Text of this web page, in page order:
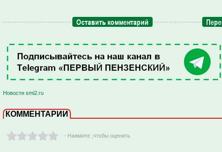
Оставить комментарий
Новости smi2.ru
КОММЕНТАРИИ
- Нажмите ,чтобы оценить